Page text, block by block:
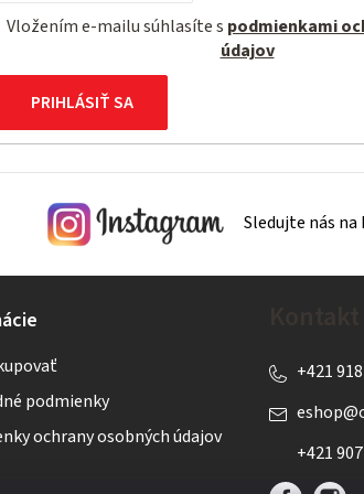
Vložením e-mailu súhlasíte s podmienkami
údajov
PRIHLÁSIŤ SA
Sledujte nás
podmienky
ochrany osobných údajov
eshop@
+421
+421